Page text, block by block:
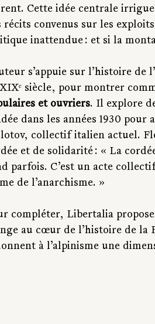
Cette idée centrale irrigue
récits convenus sur les
inattendue : et si la
s’appuie sur l’histoire
siècle, pour montrer
et ouvriers. Il explore
dans les années 1930
collectif italien actuel.
et de solidarité : « La
parfois. C’est un acte
de l’anarchisme. »
compléter, Libertalia
au cœur de l’histoire de la
à l’alpinisme une